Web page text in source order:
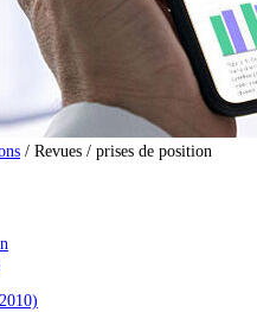
/ Revues / prises de position